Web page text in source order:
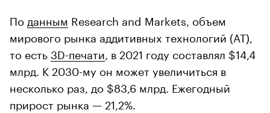
По данным Research and Markets, объем
мирового рынка аддитивных технологий (АТ),
то есть3D-печати , в 2021 году составлял $14,4
млрд. К 2030-му он может увеличиться в
несколько раз, до $83,6 млрд. Ежегодный
прирост рынка — 21,2%.